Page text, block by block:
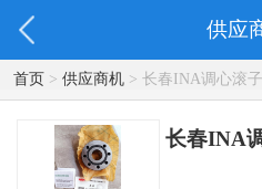
供应
首页> 供应商机> 长春INA调心滚
长春INA